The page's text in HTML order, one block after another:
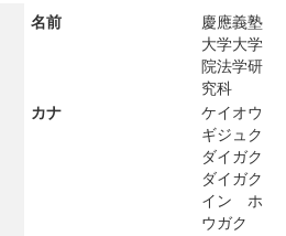
名前
慶應義塾
大学大学
院法学研
究科
カナ
ケイオウ
ギジュク
ダイガク
ダイガク
イン ホ
ウガク